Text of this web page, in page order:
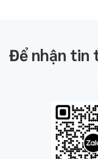
Để nhận tin